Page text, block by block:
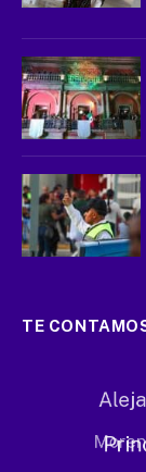
TE